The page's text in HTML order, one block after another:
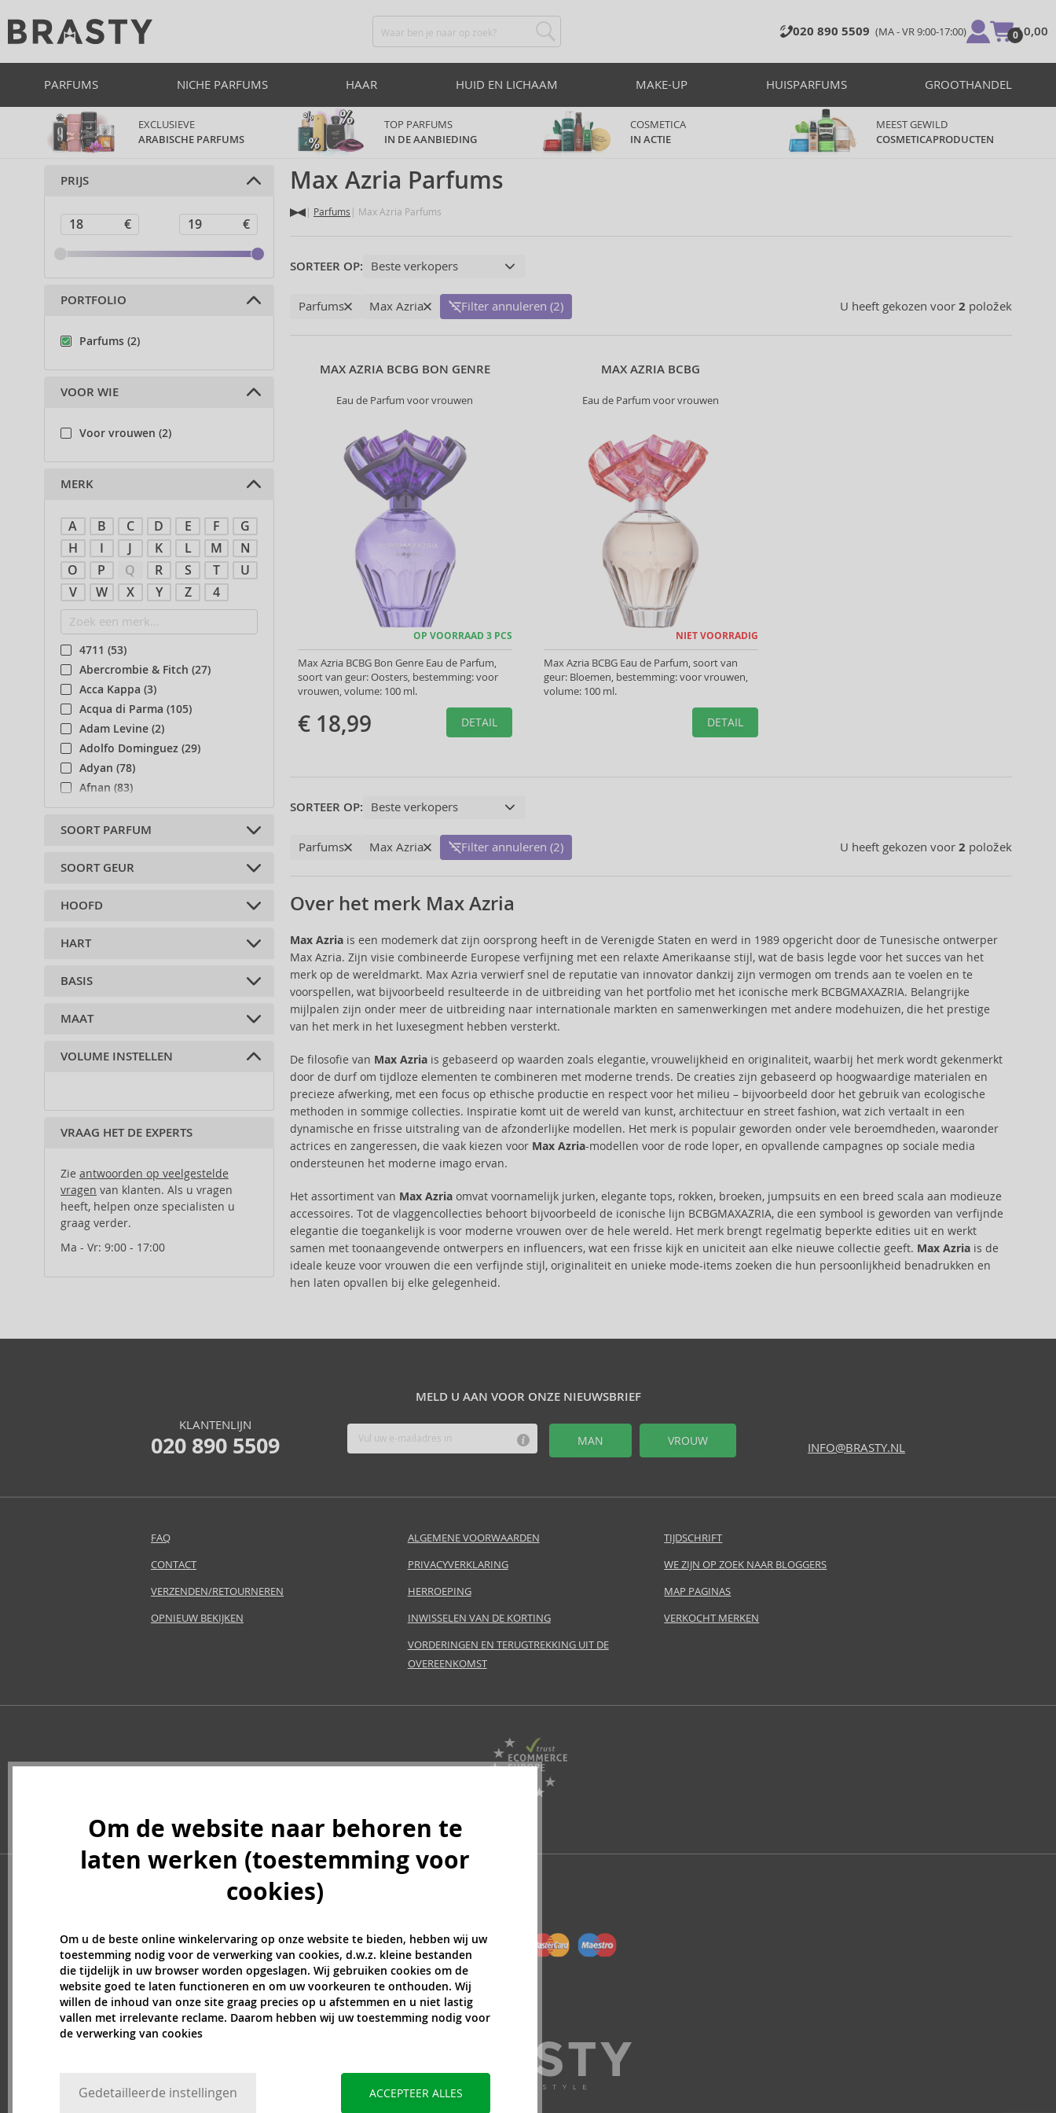
020 890 5509 (MA - VR 9:00-17:00) 0
€ 0,00
PARFUMS NICHE PARFUMS HAAR HUID EN LICHAAM MAKE-UP HUISPARFUMS GROOTHANDEL
EXCLUSIEVE
ARABISCHE PARFUMS
TOP PARFUMS
IN DE AANBIEDING
COSMETICA
IN ACTIE
MEEST GEWILD
COSMETICAPRODUCTEN
Max Azria Parfums
Parfums Max Azria Parfums
SORTEER OP:
U heeft gekozen voor 2 položek
Parfums Max Azria Filter annuleren (2)
MAX AZRIA BCBG BON GENRE
Eau de Parfum voor vrouwen
OP VOORRAAD 3 PCS
Max Azria BCBG Bon Genre Eau de Parfum,
soort van geur: Oosters, bestemming: voor
vrouwen, volume: 100 ml.
€ 18,99 DETAIL
MAX AZRIA BCBG
Eau de Parfum voor vrouwen
NIET VOORRADIG
Max Azria BCBG Eau de Parfum, soort van
geur: Bloemen, bestemming: voor vrouwen,
volume: 100 ml.
DETAIL
SORTEER OP:
U heeft gekozen voor 2 položek
Parfums Max Azria Filter annuleren (2)
Over het merk Max Azria
Max Azriais een modemerk dat zijn oorsprong heeft in de Verenigde Staten en werd in 1989 opgericht door de Tunesische ontwerper
Max Azria. Zijn visie combineerde Europese verfijning met een relaxte Amerikaanse stijl, wat de basis legde voor het succes van het
merk op de wereldmarkt. Max Azria verwierf snel de reputatie van innovator dankzij zijn vermogen om trends aan te voelen en te
voorspellen, wat bijvoorbeeld resulteerde in de uitbreiding van het portfolio met het iconische merk BCBGMAXAZRIA. Belangrijke
mijlpalen zijn onder meer de uitbreiding naar internationale markten en samenwerkingen met andere modehuizen, die het prestige
van het merk in het luxesegment hebben versterkt.
De filosofie van Max Azriais gebaseerd op waarden zoals elegantie, vrouwelijkheid en originaliteit, waarbij het merk wordt gekenmerkt
door de durf om tijdloze elementen te combineren met moderne trends. De creaties zijn gebaseerd op hoogwaardige materialen en
precieze afwerking, met een focus op ethische productie en respect voor het milieu – bijvoorbeeld door het gebruik van ecologische
methoden in sommige collecties. Inspiratie komt uit de wereld van kunst, architectuur en street fashion, wat zich vertaalt in een
dynamische en frisse uitstraling van de afzonderlijke modellen. Het merk is populair geworden onder vele beroemdheden, waaronder
actrices en zangeressen, die vaak kiezen voor Max Azria-modellen voor de rode loper, en opvallende campagnes op sociale media
ondersteunen het moderne imago ervan.
Het assortiment van Max Azriaomvat voornamelijk jurken, elegante tops, rokken, broeken, jumpsuits en een breed scala aan modieuze
accessoires. Tot de vlaggencollecties behoort bijvoorbeeld de iconische lijn BCBGMAXAZRIA, die een symbool is geworden van verfijnde
elegantie die toegankelijk is voor moderne vrouwen over de hele wereld. Het merk brengt regelmatig beperkte edities uit en werkt
samen met toonaangevende ontwerpers en influencers, wat een frisse kijk en uniciteit aan elke nieuwe collectie geeft. Max Azriais de
ideale keuze voor vrouwen die een verfijnde stijl, originaliteit en unieke mode-items zoeken die hun persoonlijkheid benadrukken en
hen laten opvallen bij elke gelegenheid.
PRIJS
PORTFOLIO
Parfums (2)
VOOR WIE
Voor vrouwen (2)
MERK
A B C D E F
G
H
I J K L M
N
O
P Q R S T
U
V
W X Y Z 4
4711 (53)
Abercrombie & Fitch (27)
Acca Kappa (3)
Acqua di Parma (105)
Adam Levine (2)
Adolfo Dominguez (29)
Adyan (78)
Afnan (83)
Agent Provocateur (13)
Aigner (41)
Al Haramain (178)
Alberta Ferretti (1)
Alexandre.J (31)
Alyssa Ashley (49)
Amouroud (1)
Anfar (61)
Anna Sui (22)
Annick Goutal (49)
Antonio Banderas (69)
Antonio Puig (8)
Aramis (14)
Aristocrazy (4)
Avril Lavigne (9)
Baldinini (1)
Bath & Body Works (61)
Billie Eilish (5)
Bond No. 9 (82)
Boucheron (37)
Bourjois (1)
Byblos (10)
Cadillac (3)
Caesars (1)
Calvin Klein (7)
Camara (33)
Caron (15)
SOORT PARFUM
Geparfumeerde wateren (2)
SOORT GEUR
Bloemen (1)
HOOFD
bergamot (1)
rood fruit (1)
lychee (1)
HART
Jasmine (2)
kardemom (1)
orchidee (1)
BASIS
sandelhout (2)
iriswortels (1)
MAAT
100 ml (2)
VOLUME INSTELLEN
VRAAG HET DE EXPERTS
Zie antwoorden op veelgestelde
vragen van klanten. Als u vragen
heeft, helpen onze specialisten u
graag verder.
Ma - Vr: 9:00 - 17:00
MELD U AAN VOOR ONZE NIEUWSBRIEF
MAN VROUW
KLANTENLIJN
020 890 5509 INFO@BRASTY.NL
FAQ
CONTACT
VERZENDEN/RETOURNEREN
OPNIEUW BEKIJKEN
ALGEMENE VOORWAARDEN
PRIVACYVERKLARING
HERROEPING
INWISSELEN VAN DE KORTING
VORDERINGEN EN TERUGTREKKING UIT DE
OVEREENKOMST
TIJDSCHRIFT
WE ZIJN OP ZOEK NAAR BLOGGERS
MAP PAGINAS
VERKOCHT MERKEN
Om de website naar behoren te
laten werken (toestemming voor
cookies)
Om u de beste online winkelervaring op onze website te bieden, hebben wij uw
toestemming nodig voor de verwerking van cookies, d.w.z. kleine bestanden
die tijdelijk in uw browser worden opgeslagen. Wij gebruiken cookies om de
website goed te laten functioneren en om uw voorkeuren te onthouden. Wij
willen de inhoud van onze site graag precies op u afstemmen en u niet lastig
vallen met irrelevante reclame. Daarom hebben wij uw toestemming nodig voor
de verwerking van cookies
Gedetailleerde instellingen ACCEPTEER ALLES